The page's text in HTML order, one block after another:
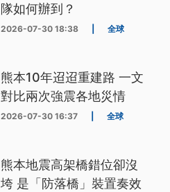
隊如何辦到？
2026-07-30 18:38 全球
熊本10年迢迢重建路 一文
對比兩次強震各地災情
2026-07-30 16:37 全球
熊本地震高架橋錯位卻沒
垮 是「防落橋」裝置奏效